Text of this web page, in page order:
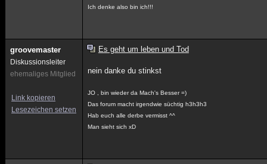
Ich denke also bin ich!!!
groovemaster
Diskussionsleiter
ehemaliges Mitglied
Link kopieren
Lesezeichen setzen
Es geht um leben und Tod
nein danke du stinkst
JO , bin wieder da Mach's Besser =)
Das forum macht irgendwie süchtig h3h3h3
Hab euch alle derbe vermisst ^^
Man sieht sich xD